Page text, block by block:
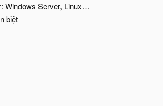
Windows Server, Linux…
biệt